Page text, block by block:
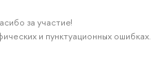
за участие!
и пунктуационных ошибках.